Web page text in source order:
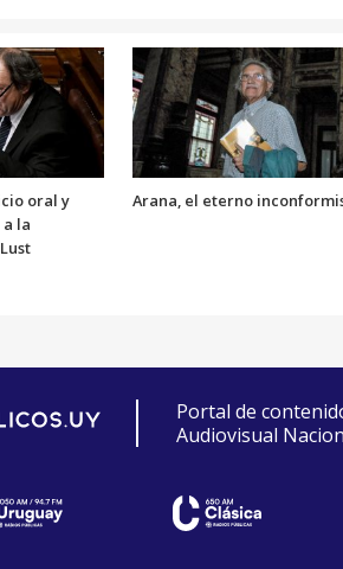
oral y
la
Arana, el eterno
Portal de
Audiovisual